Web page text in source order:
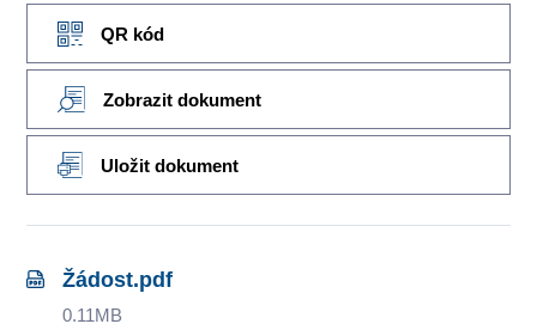
QR kód
Zobrazit dokument
Uložit dokument
Žádost.pdf
0.11MB